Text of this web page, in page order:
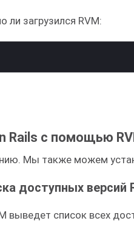
ли загрузился RVM:
Rails с помощью
Мы также можем
доступных версий
список всех